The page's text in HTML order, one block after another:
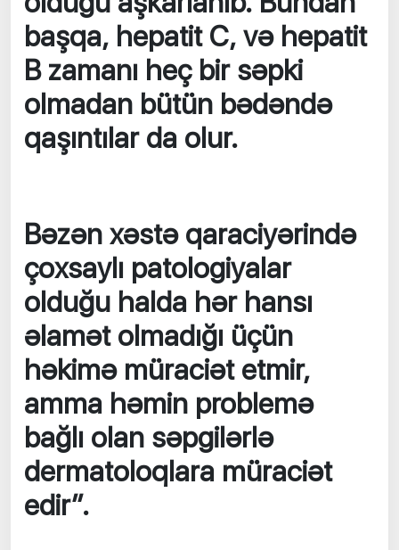
başqa, hepatit C, və hepatit
B zamanı heç bir səpki
olmadan bütün bədəndə
qaşıntılar da olur.
Bəzən xəstə qaraciyərində
çoxsaylı patologiyalar
olduğu halda hər hansı
əlamət olmadığı üçün
həkimə müraciət etmir,
amma həmin problemə
bağlı olan səpgilərlə
dermatoloqlara müraciət
edir”.